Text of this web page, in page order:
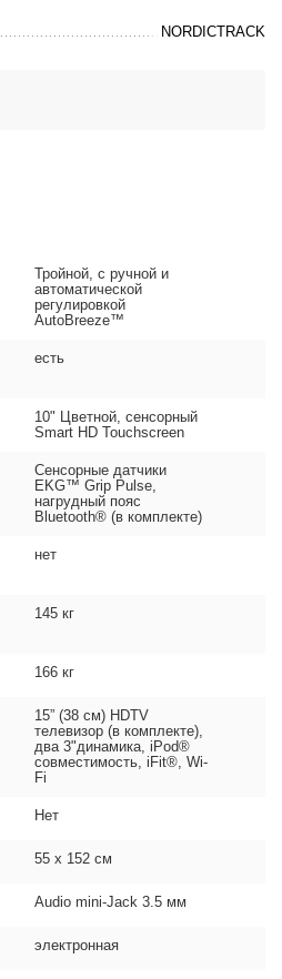
NORDICTRACK
Тройной, с ручной и
автоматической
регулировкой
AutoBreeze™
есть
10" Цветной, сенсорный
Smart HD Touchscreen
Сенсорные датчики
EKG™ Grip Pulse,
нагрудный пояс
Bluetooth® (в комплекте)
нет
145 кг
166 кг
15” (38 см) HDTV
телевизор (в комплекте),
два 3"динамика, iPod®
совместимость, iFit®, Wi-
Fi
Нет
55 х 152 см
Audio mini-Jack 3.5 мм
электронная